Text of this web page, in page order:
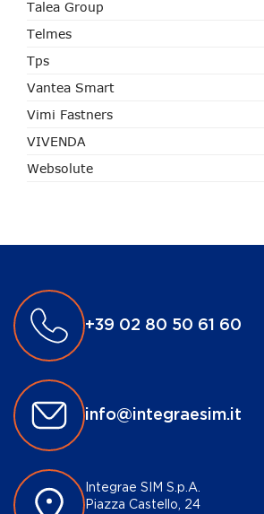
Talea Group
Telmes
Tps
Vantea Smart
Vimi Fastners
VIVENDA
Websolute
+39 02 80 50 61 60
info@integraesim.it
Integrae SIM S.p.A.
Piazza Castello, 24